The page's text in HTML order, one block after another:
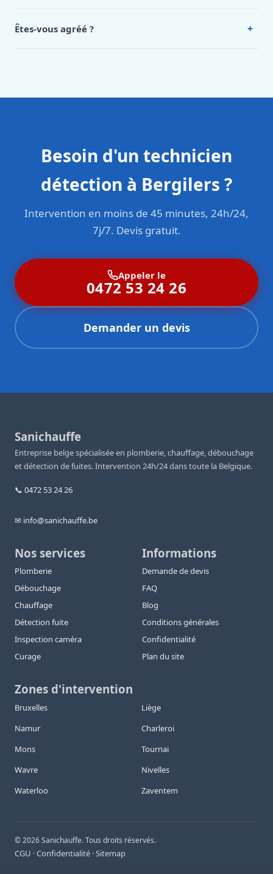
Êtes-vous agréé ? +
Besoin d'un technicien
détection à Bergilers ?
Intervention en moins de 45 minutes, 24h/24,
7j/7. Devis gratuit.
Appeler le
0472 53 24 26
Demander un devis
Sanichauffe
Entreprise belge spécialisée en plomberie, chauffage, débouchage
et détection de fuites. Intervention 24h/24 dans toute la Belgique.
📞 0472 53 24 26
✉ info@sanichauffe.be
Nos services
Plomberie
Débouchage
Chauffage
Détection fuite
Inspection caméra
Curage
Informations
Demande de devis
FAQ
Blog
Conditions générales
Confidentialité
Plan du site
Zones d'intervention
Bruxelles
Liège
Namur
Charleroi
Mons
Tournai
Wavre
Nivelles
Waterloo
Zaventem
©2026Sanichauffe. Tous droits réservés.
CGU ·Confidentialité ·Sitemap